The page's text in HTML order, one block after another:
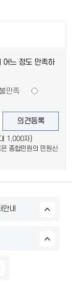
어느 정도 만족하
불만족
1,000자)
종합민원의 민원신
안내